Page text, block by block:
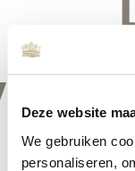
Deze website
We gebruiken
personaliseren,